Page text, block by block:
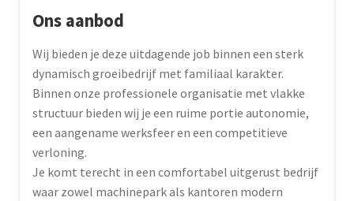
Ons aanbod
Wij bieden je deze uitdagende job binnen een sterk
dynamisch groeibedrijf met familiaal karakter.
Binnen onze professionele organisatie met vlakke
structuur bieden wij je een ruime portie autonomie,
een aangename werksfeer en een competitieve
verloning.
Je komt terecht in een comfortabel uitgerust bedrijf
waar zowel machinepark als kantoren modern